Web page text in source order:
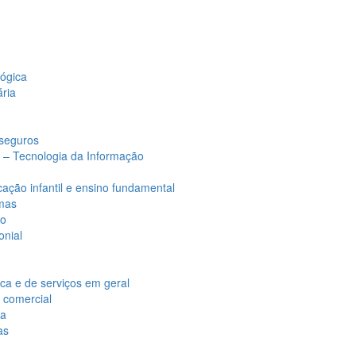
Tecnologia da Informação
infantil e ensino fundamental
e de serviços em geral